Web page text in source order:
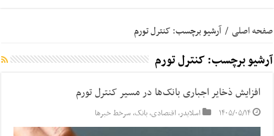
صفحه اصلی / آرشیو برچسب: کنترل تورم
آرشیو برچسب:کنترل تورم
افزایش ذخایر اجباری بانک‌ها در مسیر کنترل تورم
۱۴۰۵/۰۵/۱۴ اسلایدر,اقتصادی,بانک,سرخط خبرها